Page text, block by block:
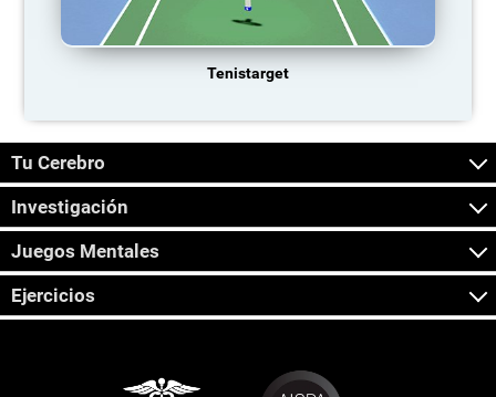
Tenistarget
Tu Cerebro
Investigación
Juegos Mentales
Ejercicios